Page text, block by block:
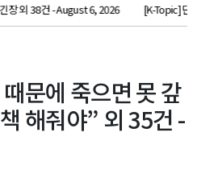
건 - August 6, 2026 [K-Topic] 단독 빚
문에 죽으면 못 갚
해줘야” 외 35건 -